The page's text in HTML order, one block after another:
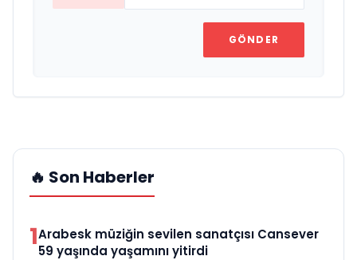
GÖNDER
🔥 Son Haberler
1Arabesk müziğin sevilen sanatçısı Cansever
59 yaşında yaşamını yitirdi